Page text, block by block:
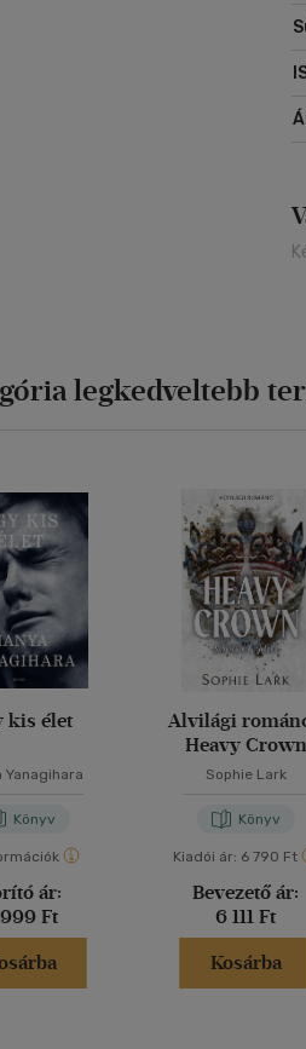
legkedveltebb
kis élet
Yanagihara
Könyv
ár:
Ft
Alvilági
Heavy Crown
Sophie Lark
Könyv
Kiadói ár: 6 790 Ft
Bevezető ár:
6 111 Ft
Kosárba